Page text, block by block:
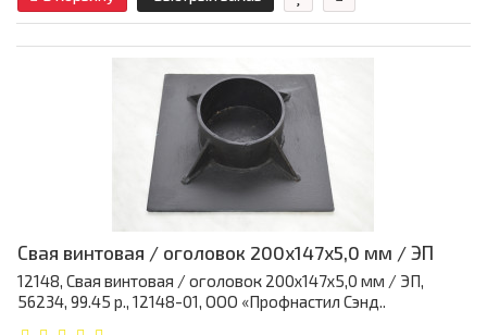
Свая винтовая / оголовок 200x147x5,0 мм / ЭП
12148, Свая винтовая / оголовок 200x147x5,0 мм / ЭП,
56234, 99.45 р., 12148-01, ООО «Профнастил Сэнд..